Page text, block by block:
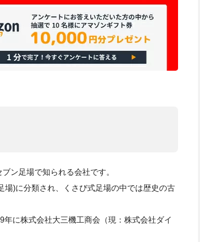
ン足場で知られる会社です。
)に分類され、くさび式足場の中では歴史の古
に株式会社大三機工商会（現：株式会社ダイ